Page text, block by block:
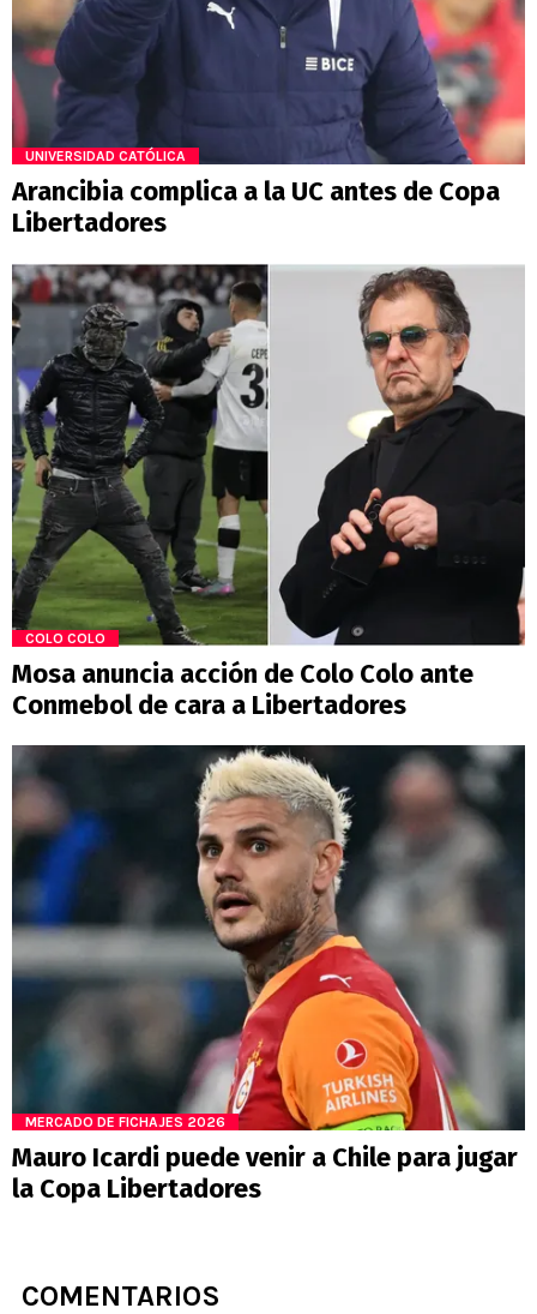
UNIVERSIDAD CATÓLICA
Arancibia complica a la UC antes de Copa
Libertadores
COLO COLO
Mosa anuncia acción de Colo Colo ante
Conmebol de cara a Libertadores
MERCADO DE FICHAJES 2026
Mauro Icardi puede venir a Chile para jugar
la Copa Libertadores
COMENTARIOS